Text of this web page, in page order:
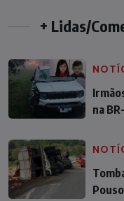
+ Lidas/
na